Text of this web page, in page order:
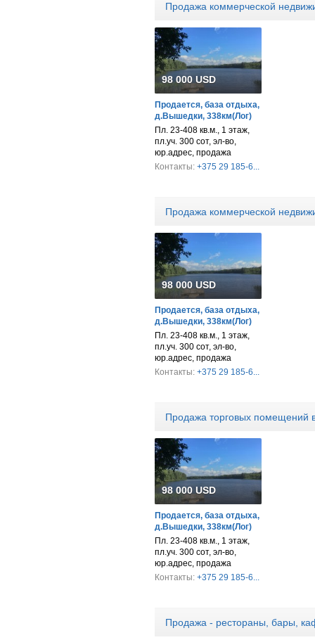
Продажа коммерческой
98 000 USD
Продается, база отдыха,
д.Вышедки, 338км(Лог)
Пл. 23-408 кв.м., 1 этаж,
пл.уч. 300 сот, эл-во,
юр.адрес, продажа
Контакты: +375 29 185-6...
Продажа коммерческой
98 000 USD
Продается, база отдыха,
д.Вышедки, 338км(Лог)
Пл. 23-408 кв.м., 1 этаж,
пл.уч. 300 сот, эл-во,
юр.адрес, продажа
Контакты: +375 29 185-6...
Продажа торговых помещений
98 000 USD
Продается, база отдыха,
д.Вышедки, 338км(Лог)
Пл. 23-408 кв.м., 1 этаж,
пл.уч. 300 сот, эл-во,
юр.адрес, продажа
Контакты: +375 29 185-6...
Продажа - рестораны, бары,